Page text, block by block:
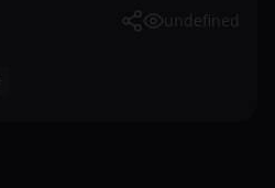
undefined